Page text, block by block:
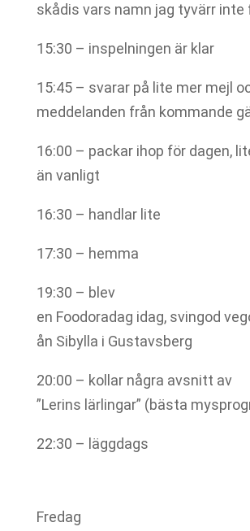
skådis vars namn jag tyvärr inte
15:30 – inspelningen är klar
15:45 – svarar på lite mer mejl
meddelanden från kommande
16:00 – packar ihop för dagen,
än vanligt
16:30 – handlar lite
17:30 – hemma
19:30 – blev
en Foodoradag idag, svingod
ån Sibylla i Gustavsberg
20:00 – kollar några avsnitt av
”Lerins lärlingar” (bästa
22:30 – läggdags
Fredag